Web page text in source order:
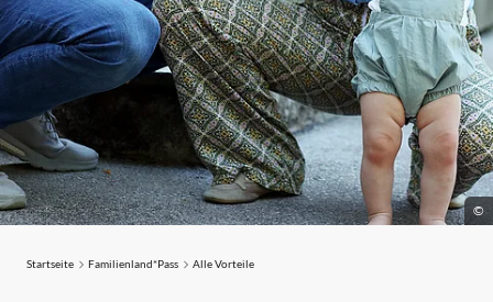
©
Alle Vorteile
Startseite Familienland*Pass Alle Vorteile